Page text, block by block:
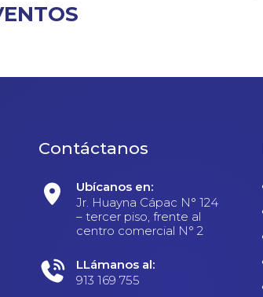
Contáctanos
Ubícanos en:
Jr. Huayna Cápac N° 124
– tercer piso, frente al
centro comercial N° 2
LLámanos al:
913 169 755